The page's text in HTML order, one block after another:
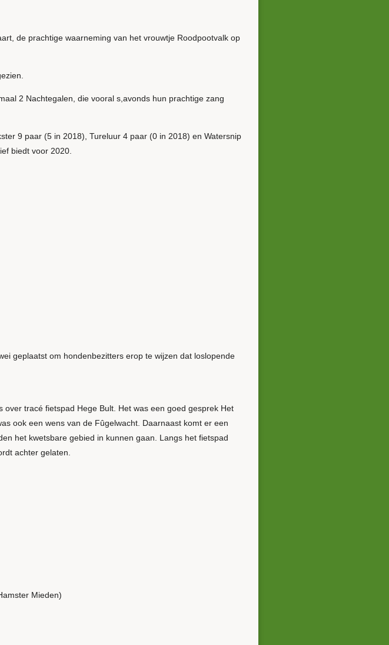
de prachtige waarneming van het vrouwtje Roodpootvalk op
2 Nachtegalen, die vooral s,avonds hun prachtige zang
9 paar (5 in 2018), Tureluur 4 paar (0 in 2018) en Watersnip
biedt voor 2020.
geplaatst om hondenbezitters erop te wijzen dat loslopende
tracé fietspad Hege Bult. Het was een goed gesprek Het
ook een wens van de Fûgelwacht. Daarnaast komt er een
het kwetsbare gebied in kunnen gaan. Langs het fietspad
achter gelaten.
Mieden)